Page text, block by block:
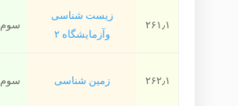
۲۶۱٫۱
زیست شناسی
وآزمایشگاه ۲
سوم
۲۶۲٫۱ زمین شناسی سوم